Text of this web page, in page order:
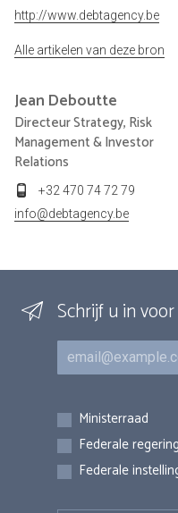
http://www.debtagency.be
Alle artikelen van deze bron
Jean Deboutte
Directeur Strategy, Risk
Management & Investor
Relations
+32 470 74 72 79
info@debtagency.be
Schrijf u in
E-mail
Inschrijvingen
Ministerraad
Federale
Federale